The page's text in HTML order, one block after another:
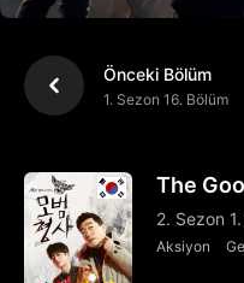
Önceki Bölüm
1. Sezon 16. Bölüm
The
2. Sezon
Aksiyon